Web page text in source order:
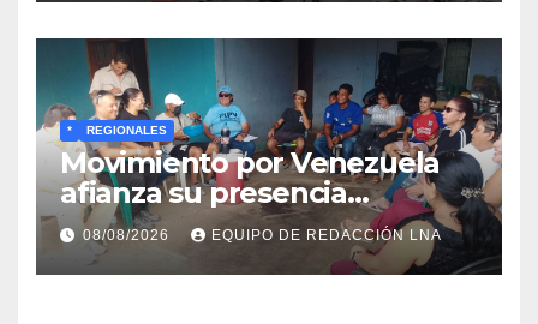
* REGIONALES
Movimiento por Venezuela
afianza su presencia
comunitaria en La Ponderosa
y otras comunidades de
Anzoátegui
08/08/2026 EQUIPO DE REDACCIÓN LNA